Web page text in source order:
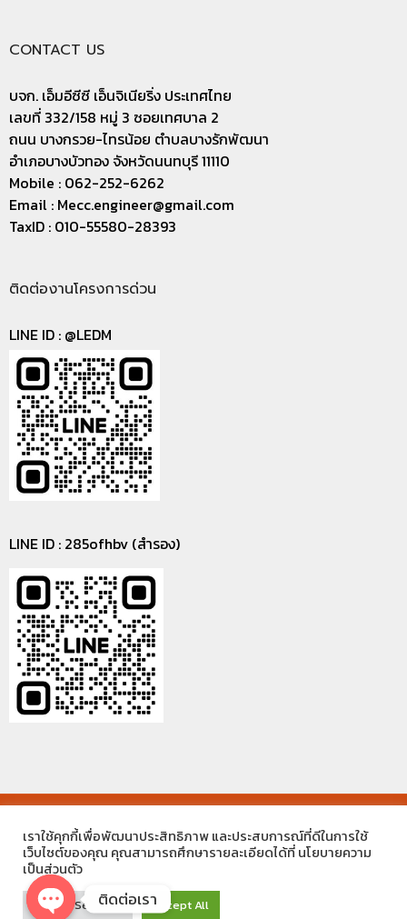
CONTACT US
บจก. เอ็มอีซีซี เอ็นจิเนียริ่ง ประเทศไทย
เลขที่ 332/158 หมู่ 3 ซอยเทศบาล 2
ถนน บางกรวย-ไทรน้อย ตำบลบางรักพัฒนา
อำเภอบางบัวทอง จังหวัดนนทบุรี 11110
Mobile : 062-252-6262
Email : Mecc.engineer@gmail.com
TaxID : 010-55580-28393
ติดต่องานโครงการด่วน
LINE ID : @LEDM
LINE ID : 285ofhbv (สำรอง)
RESERVED.
เราใช้คุกกี้เพื่อพัฒนาประสิทธิภาพ และประสบการณ์ที่ดีในการใช้
เว็บไซต์ของคุณ คุณสามารถศึกษารายละเอียดได้ที่ นโยบายความ
เป็นส่วนตัว
Cookie Settings Accept All
ติดต่อเรา